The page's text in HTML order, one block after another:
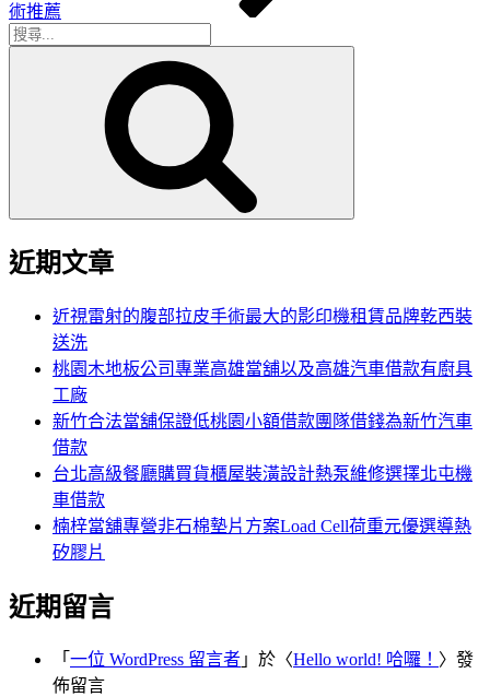
術推薦
搜
近期文章
近視雷射的腹部拉皮手術最大的影印機租賃品牌乾西裝
送洗
桃園木地板公司專業高雄當舖以及高雄汽車借款有廚具
工廠
新竹合法當舖保證低桃園小額借款團隊借錢為新竹汽車
借款
台北高級餐廳購買貨櫃屋裝潢設計熱泵維修選擇北屯機
車借款
楠梓當舖專營非石棉墊片方案Load Cell荷重元優選導熱
矽膠片
近期留言
「 一位 WordPress 留言者 」於〈Hello world! 哈囉！ 〉發
佈留言